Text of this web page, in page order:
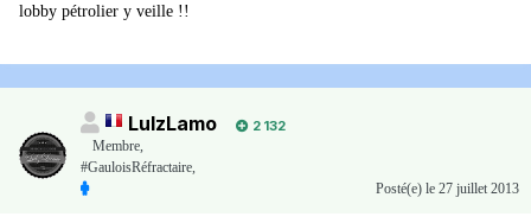
lobby pétrolier y veille !!
LulzLamo
2 132
Membre
#GauloisRéfractaire,
Posté(e) le 27 juillet 2013